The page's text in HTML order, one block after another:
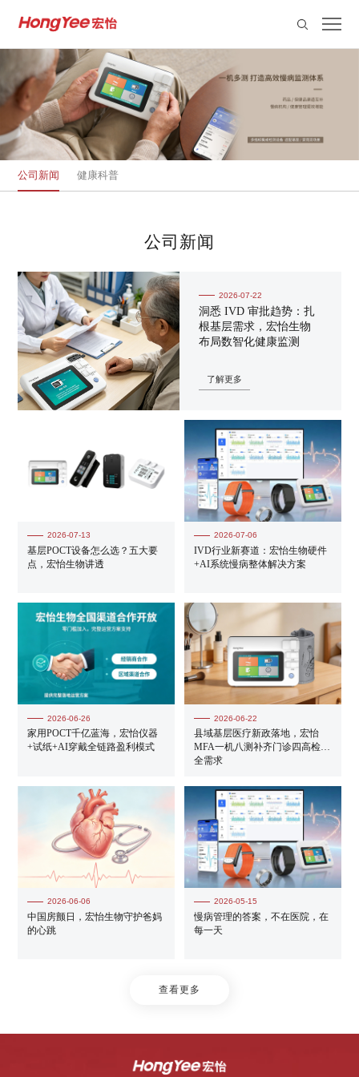
公司新闻 健康科普
公司新闻
2026-07-22
洞悉 IVD 审批趋势：扎
根基层需求，宏怡生物
布局数智化健康监测
了解更多
2026-07-13
基层POCT设备怎么选？五大要
点，宏怡生物讲透
2026-07-06
IVD行业新赛道：宏怡生物硬件
+AI系统慢病整体解决方案
2026-06-26
家用POCT千亿蓝海，宏怡仪器
+试纸+AI穿戴全链路盈利模式
2026-06-22
县域基层医疗新政落地，宏怡
MFA一机八测补齐门诊四高检测
全需求
2026-06-06
中国房颤日，宏怡生物守护爸妈
的心跳
2026-05-15
慢病管理的答案，不在医院，在
每一天
查看更多